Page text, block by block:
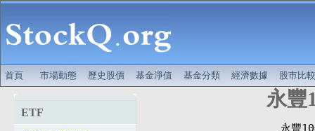
首頁 市場動態 歷史股價 基金淨值 基金分類 經濟數據 股市比較
ETF
永豐